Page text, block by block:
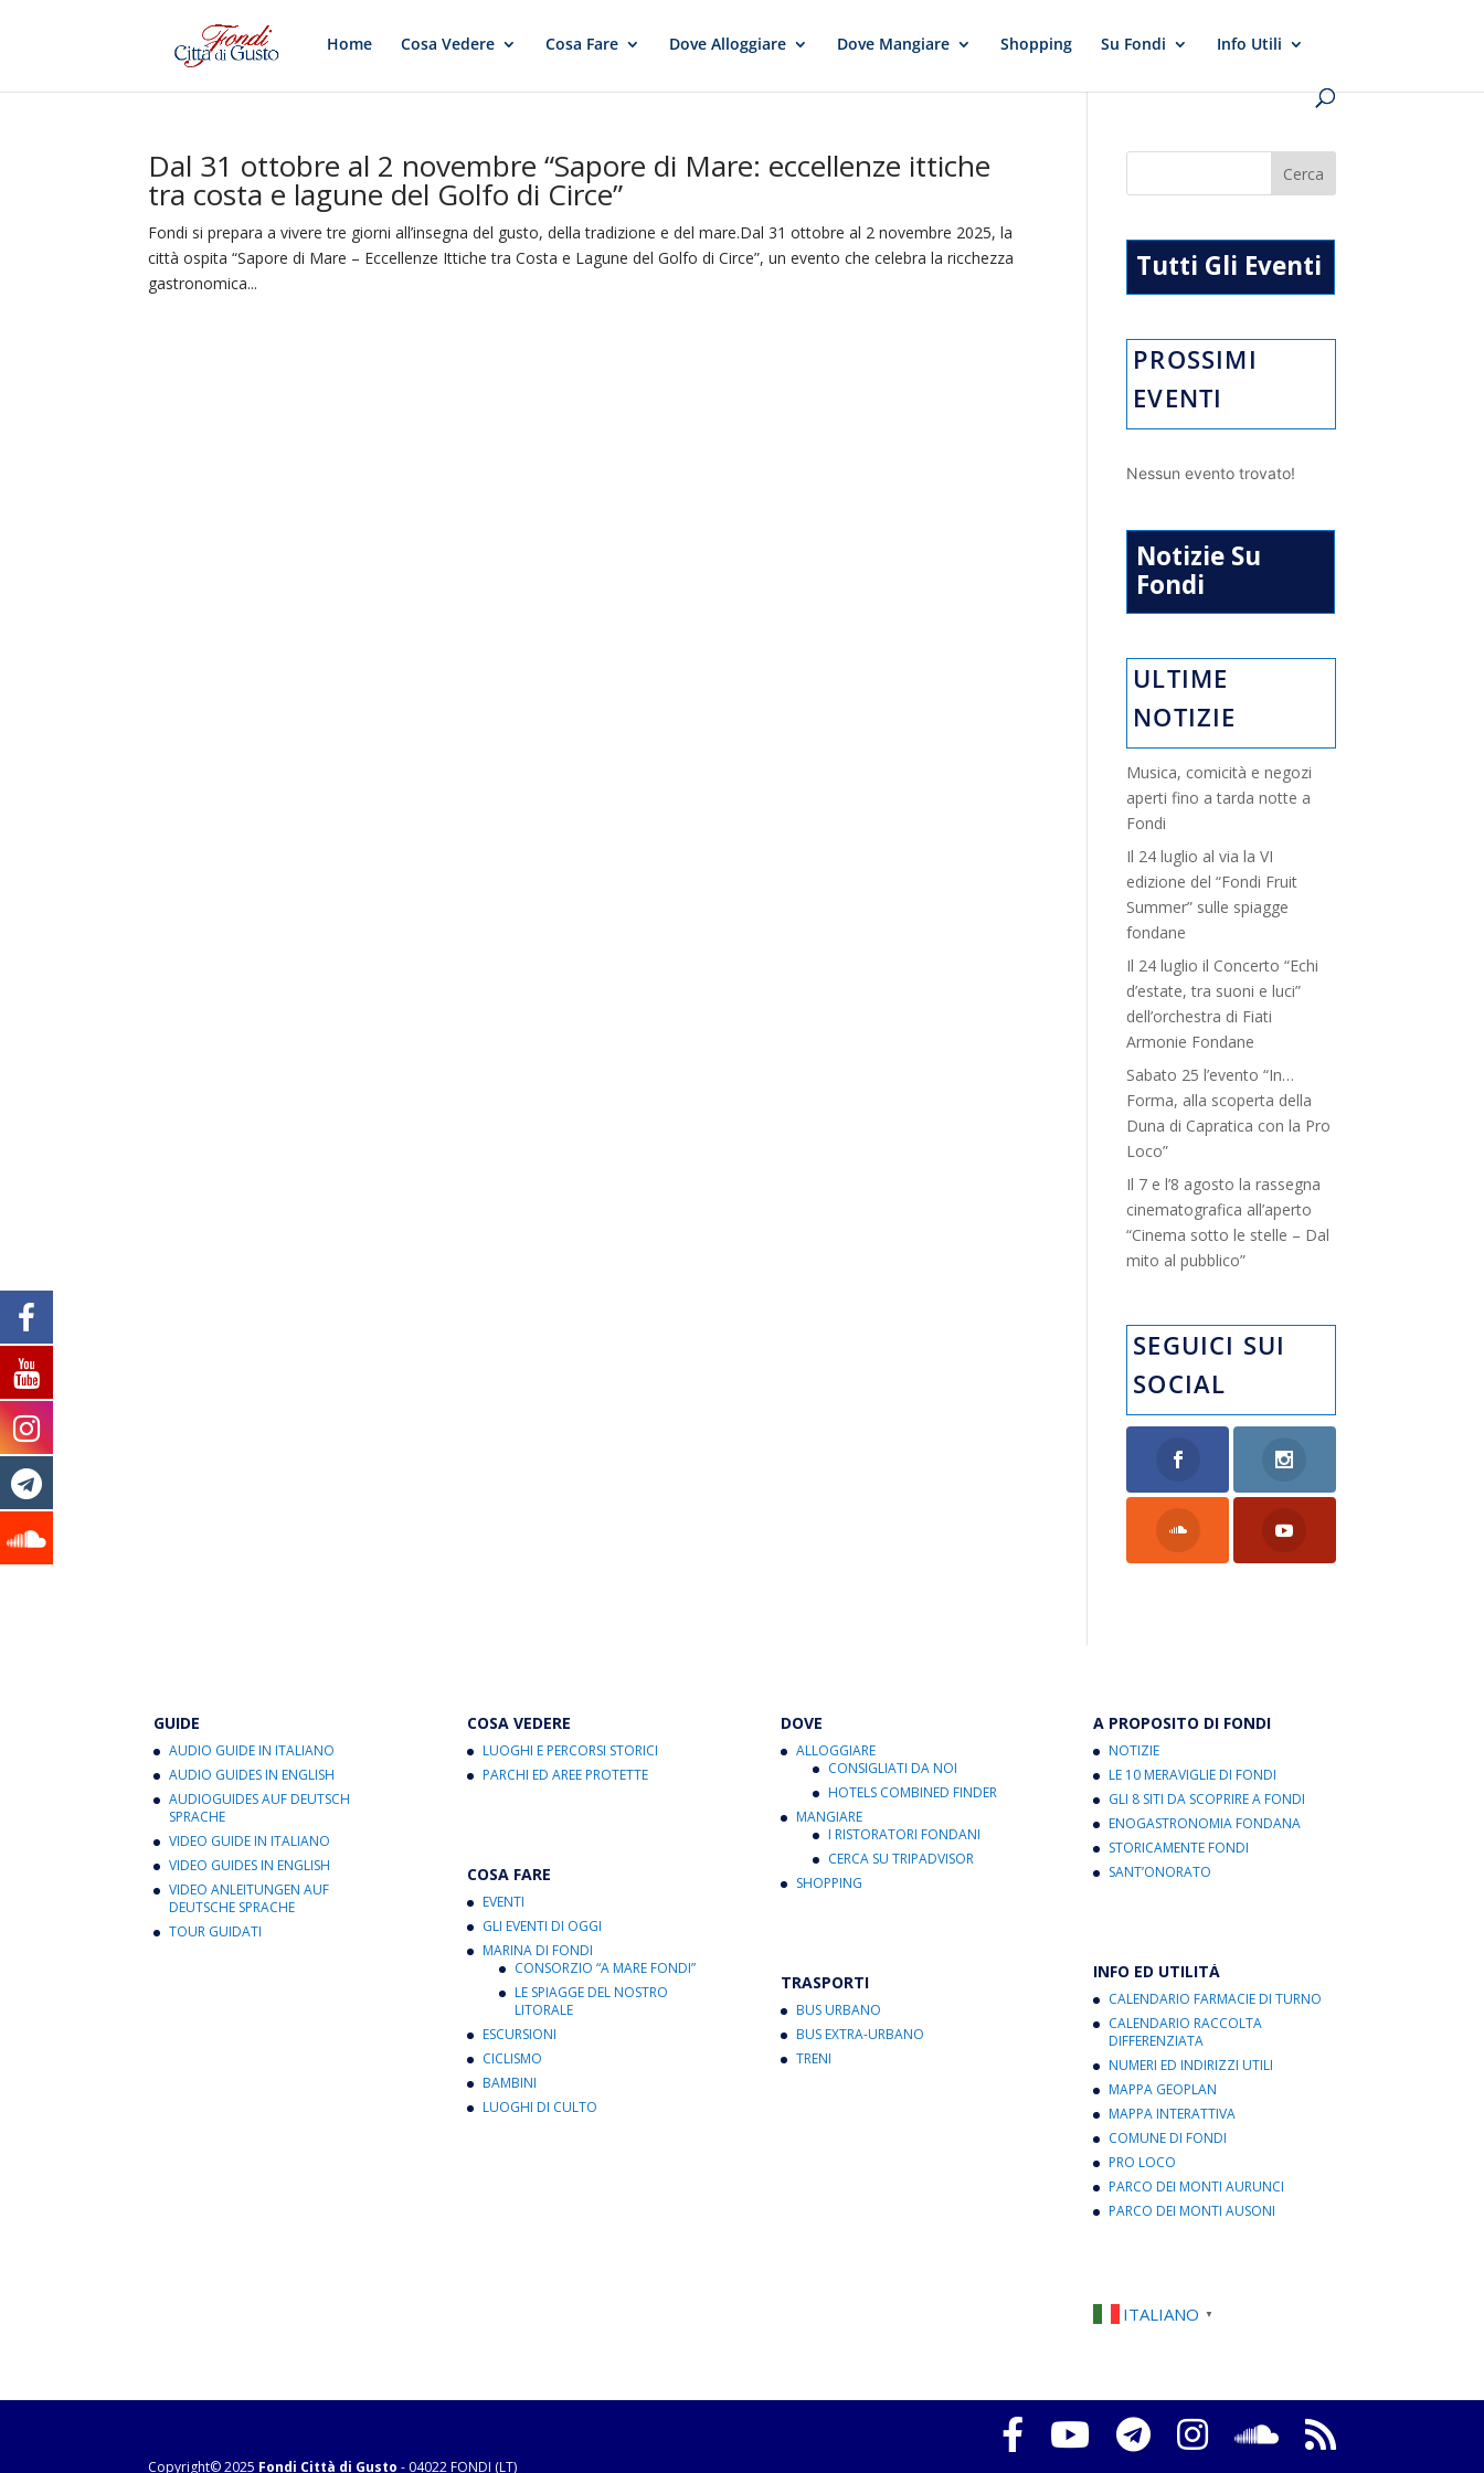
Home Cosa Vedere Cosa Fare Dove Alloggiare Dove Mangiare Shopping Su Fondi Info Utili
Dal 31 ottobre al 2 novembre “Sapore di Mare: eccellenze ittiche
tra costa e lagune del Golfo di Circe”
Fondi si prepara a vivere tre giorni all’insegna del gusto, della tradizione e del mare.Dal 31 ottobre al 2 novembre 2025, la
città ospita “Sapore di Mare – Eccellenze Ittiche tra Costa e Lagune del Golfo di Circe”, un evento che celebra la ricchezza
gastronomica...
Tutti Gli Eventi
PROSSIMI
EVENTI
Nessun evento trovato!
Notizie Su
Fondi
ULTIME
NOTIZIE
Musica, comicità e negozi
aperti fino a tarda notte a
Fondi
Il 24 luglio al via la VI
edizione del “Fondi Fruit
Summer” sulle spiagge
fondane
Il 24 luglio il Concerto “Echi
d’estate, tra suoni e luci”
dell’orchestra di Fiati
Armonie Fondane
Sabato 25 l’evento “In…
Forma, alla scoperta della
Duna di Capratica con la Pro
Loco”
Il 7 e l’8 agosto la rassegna
cinematografica all’aperto
“Cinema sotto le stelle – Dal
mito al pubblico”
SEGUICI SUI
SOCIAL
GUIDE
AUDIO GUIDE IN ITALIANO
AUDIO GUIDES IN ENGLISH
AUDIOGUIDES AUF DEUTSCH
SPRACHE
VIDEO GUIDE IN ITALIANO
VIDEO GUIDES IN ENGLISH
VIDEO ANLEITUNGEN AUF
DEUTSCHE SPRACHE
TOUR GUIDATI
COSA VEDERE
LUOGHI E PERCORSI STORICI
PARCHI ED AREE PROTETTE
COSA FARE
EVENTI
GLI EVENTI DI OGGI
MARINA DI FONDI
CONSORZIO “A MARE FONDI”
LE SPIAGGE DEL NOSTRO
LITORALE
ESCURSIONI
CICLISMO
BAMBINI
LUOGHI DI CULTO
DOVE
ALLOGGIARE
CONSIGLIATI DA NOI
HOTELS COMBINED FINDER
MANGIARE
I RISTORATORI FONDANI
CERCA SU TRIPADVISOR
SHOPPING
TRASPORTI
BUS URBANO
BUS EXTRA-URBANO
TRENI
A PROPOSITO DI FONDI
NOTIZIE
LE 10 MERAVIGLIE DI FONDI
GLI 8 SITI DA SCOPRIRE A FONDI
ENOGASTRONOMIA FONDANA
STORICAMENTE FONDI
SANT’ONORATO
INFO ED UTILITÀ
CALENDARIO FARMACIE DI TURNO
CALENDARIO RACCOLTA
DIFFERENZIATA
NUMERI ED INDIRIZZI UTILI
MAPPA GEOPLAN
MAPPA INTERATTIVA
COMUNE DI FONDI
PRO LOCO
PARCO DEI MONTI AURUNCI
PARCO DEI MONTI AUSONI
ITALIANO ▼
Copyright© 2025 Fondi Città di Gusto - 04022 FONDI (LT)